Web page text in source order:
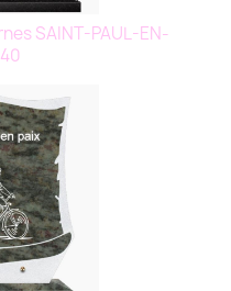
SAINT-PAUL-EN-